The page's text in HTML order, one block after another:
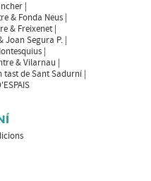
& Fonda Neus
& Freixenet
Joan Segura P.
& Vilarnau
tast de Sant Sadurní